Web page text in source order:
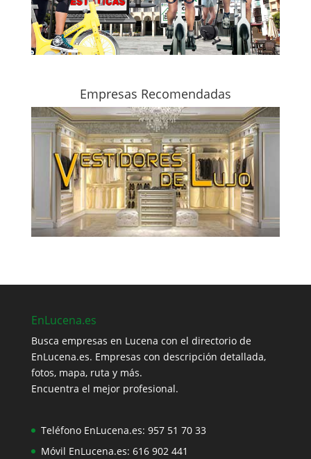
Empresas Recomendadas
EnLucena.es
Busca empresas en Lucena con el directorio de
EnLucena.es. Empresas con descripción detallada,
fotos, mapa, ruta y más.
Encuentra el mejor profesional.
Teléfono EnLucena.es: 957 51 70 33
Móvil EnLucena.es: 616 902 441